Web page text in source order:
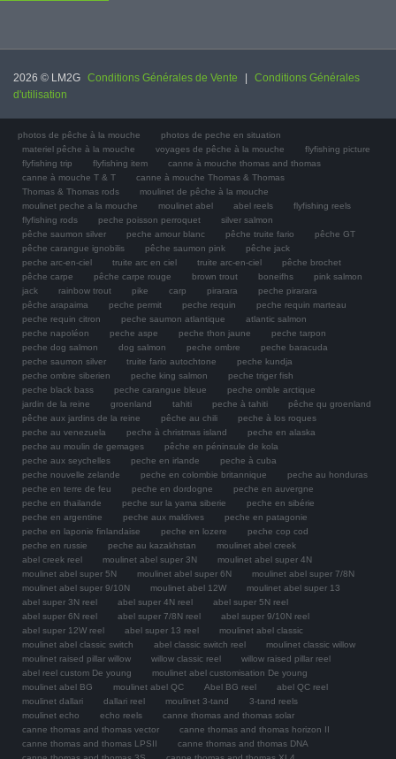
2026 © LM2G Conditions Générales de Vente
Conditions Générales
d'utilisation
photos de pêche à la mouche
photos de peche en situation
materiel pêche à la mouche
voyages de pêche à la mouche
flyfishing picture
flyfishing trip
flyfishing item
canne à mouche thomas and thomas
canne à mouche T & T
canne à mouche Thomas & Thomas
Thomas & Thomas rods
moulinet de pêche à la mouche
moulinet peche a la mouche
moulinet abel abel reels
flyfishing reels
flyfishing rods
peche poisson perroquet
silver salmon
pêche saumon silver
peche amour blanc pêche truite fario
pêche GT
pêche carangue ignobilis
pêche saumon pink
pêche jack
peche arc-en-ciel
truite arc en ciel truite arc-en-ciel
pêche brochet
pêche carpe
pêche carpe rouge brown trout boneifhs
pink salmon
jack
rainbow trout pike carp pirarara
peche pirarara
pêche arapaima
peche permit peche requin
peche requin marteau
peche requin citron
peche saumon atlantique
atlantic salmon
peche napoléon
peche aspe peche thon jaune
peche tarpon
peche dog salmon
dog salmon peche ombre
peche baracuda
peche saumon silver
truite fario autochtone
peche kundja
peche ombre siberien
peche king salmon
peche triger fish
peche black bass
peche carangue bleue
peche omble arctique
jardin de la reine
groenland tahiti peche à tahiti
pêche qu groenland
pêche aux jardins de la reine
pêche au chili
peche à los roques
peche au venezuela
peche à christmas island
peche en alaska
peche au moulin de gemages
pêche en péninsule de kola
peche aux seychelles
peche en irlande
peche à cuba
peche nouvelle zelande
peche en colombie britannique
peche au honduras
peche en terre de feu
peche en dordogne
peche en auvergne
peche en thailande
peche sur la yama siberie
peche en sibérie
peche en argentine
peche aux maldives
peche en patagonie
peche en laponie finlandaise
peche en lozere
peche cop cod
peche en russie
peche au kazakhstan
moulinet abel creek
abel creek reel
moulinet abel super 3N
moulinet abel super 4N
moulinet abel super 5N
moulinet abel super 6N
moulinet abel super 7/8N
moulinet abel super 9/10N
moulinet abel 12W
moulinet abel super 13
abel super 3N reel
abel super 4N reel
abel super 5N reel
abel super 6N reel
abel super 7/8N reel
abel super 9/10N reel
abel super 12W reel
abel super 13 reel
moulinet abel classic
moulinet abel classic switch
abel classic switch reel
moulinet classic willow
moulinet raised pillar willow
willow classic reel
willow raised pillar reel
abel reel custom De young
moulinet abel customisation De young
moulinet abel BG
moulinet abel QC Abel BG reel
abel QC reel
moulinet dallari
dallari reel moulinet 3-tand
3-tand reels
moulinet echo
echo reels
canne thomas and thomas solar
canne thomas and thomas vector
canne thomas and thomas horizon II
canne thomas and thomas LPSII
canne thomas and thomas DNA